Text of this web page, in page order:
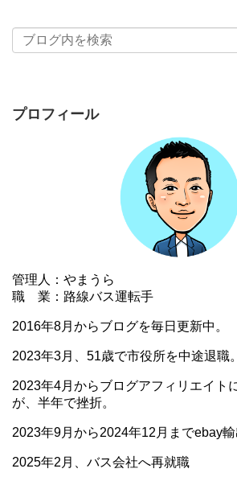
プロフィール
管理人：やまうら
職 業：路線バス運転手
2016年8月からブログを毎日更新中。
2023年3月、51歳で市役所を中途退職。
2023年4月からブログアフィリエイト
が、半年で挫折。
2023年9月から2024年12月までebay輸
2025年2月、バス会社へ再就職